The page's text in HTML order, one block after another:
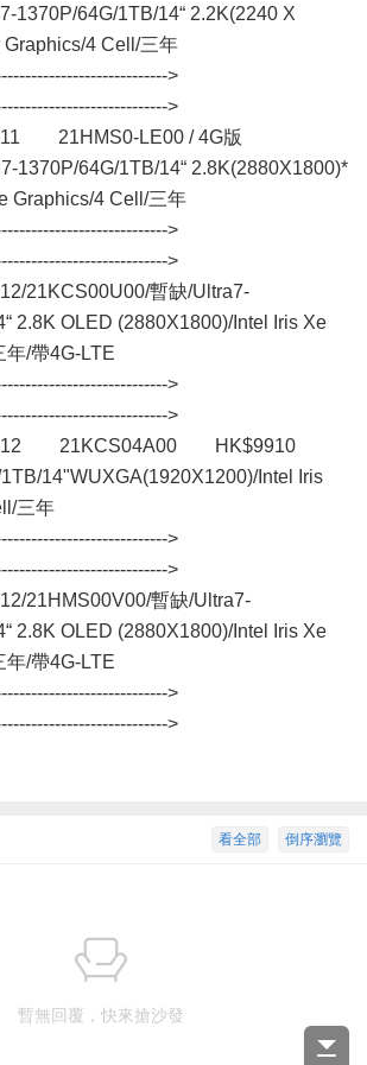
64G/1TB/14“ 2.2K(2240 X
4 Cell/三年
>
>
21HMS0-LE00 / 4G版
64G/1TB/14“ 2.8K(2880X1800)*
Graphics/4 Cell/三年
>
>
21KCS00U00/暫缺/Ultra7-
2.8K OLED (2880X1800)/Intel Iris Xe
/帶4G-LTE
>
>
G12 21KCS04A00 HK$9910
14"WUXGA(1920X1200)/Intel Iris
三年
>
>
21HMS00V00/暫缺/Ultra7-
2.8K OLED (2880X1800)/Intel Iris Xe
/帶4G-LTE
>
>
倒序瀏覽
看全部
暫無回覆，快來搶沙發